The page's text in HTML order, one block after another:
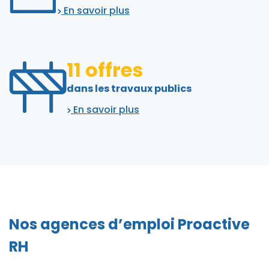
En savoir plus
11 offres
dans les travaux publics
En savoir plus
Nos agences d’emploi Proactive
RH